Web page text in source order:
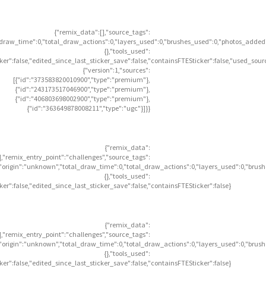
{"remix_data":[],"source_tags":
{},"tools_used":
{"version":1,"sources":
[{"id":"373583820010900","type":"premium"},
{"id":"243173517046900","type":"premium"},
{"id":"406803698002900","type":"premium"},
{"id":"363649878008211","type":"ugc"}]}}
{"remix_data":
{},"tools_used":
{"remix_data":
{},"tools_used":